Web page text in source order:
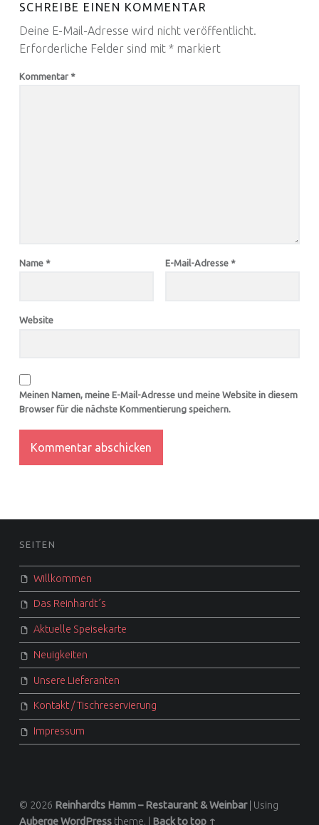
SCHREIBE EINEN KOMMENTAR
Deine E-Mail-Adresse wird nicht veröffentlicht.
Erforderliche Felder sind mit *markiert
Kommentar *
Name * E-Mail-Adresse *
Website
Meinen Namen, meine E-Mail-Adresse und meine Website in diesem
Browser für die nächste Kommentierung speichern.
FOOTER SIDEBAR
SEITEN
Willkommen
Das Reinhardt´s
Aktuelle Speisekarte
Neuigkeiten
Unsere Lieferanten
Kontakt / Tischreservierung
Impressum
© 2026 Reinhardts Hamm – Restaurant & Weinbar
Using
AubergeWordPresstheme. Back to top ↑